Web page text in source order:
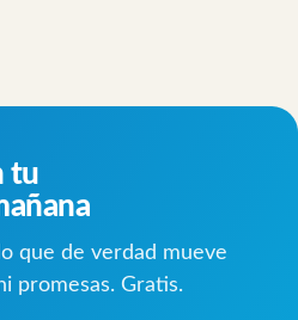
tu
que de verdad mueve
promesas. Gratis.